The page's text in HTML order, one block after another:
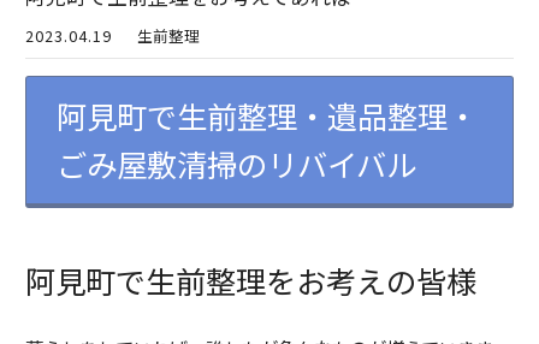
2023.04.19 生前整理
阿見町で生前整理・遺品整理・
ごみ屋敷清掃のリバイバル
阿見町で生前整理をお考えの皆様